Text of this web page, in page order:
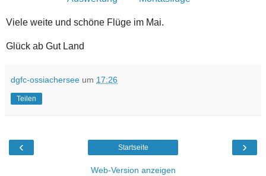
Viele weite und schöne Flüge im Mai.
Glück ab Gut Land
dgfc-ossiachersee um 17:26
Teilen
‹ ›
Startseite
Web-Version anzeigen